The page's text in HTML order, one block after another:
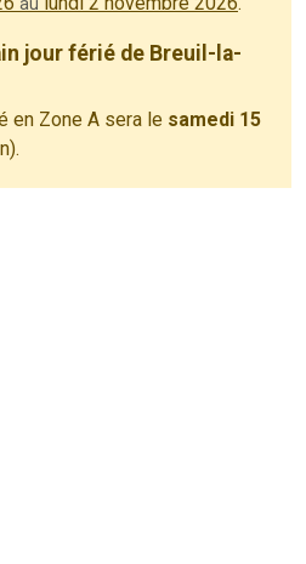
jour férié de Breuil-la-
en Zone A sera le samedi 15